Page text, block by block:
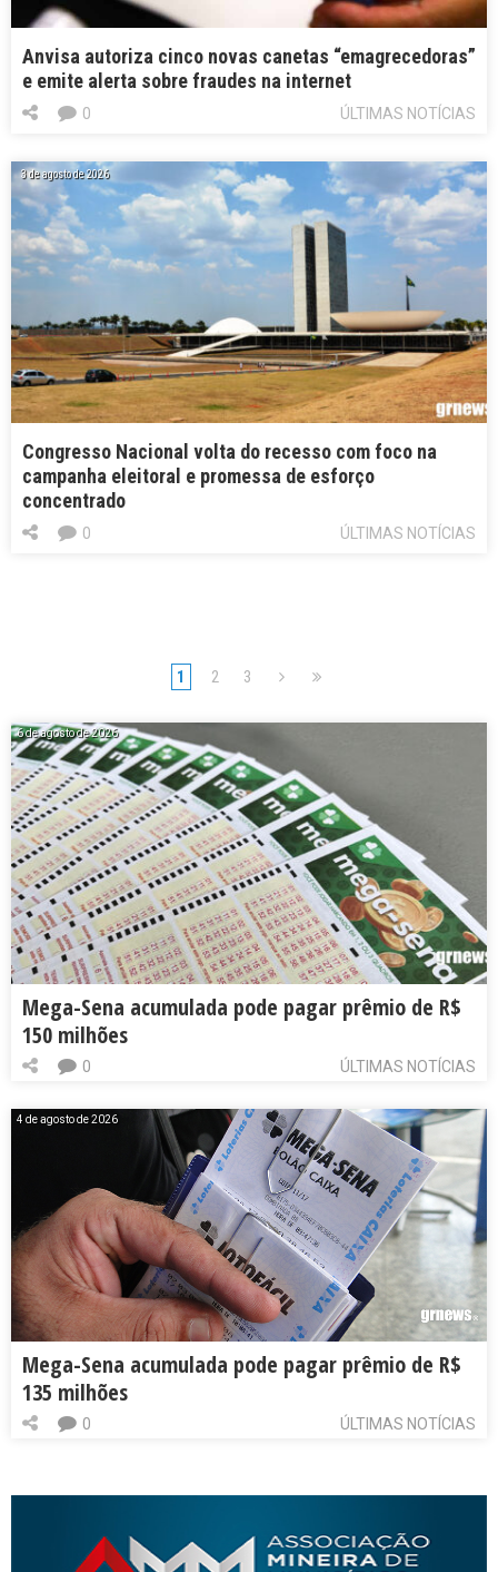
Anvisa autoriza cinco novas canetas “emagrecedoras”
e emite alerta sobre fraudes na internet
ÚLTIMAS NOTÍCIAS
0
3 de agosto de 2026
Congresso Nacional volta do recesso com foco na
campanha eleitoral e promessa de esforço
concentrado
ÚLTIMAS NOTÍCIAS
0
1 2 3
6 de agosto de 2026
Mega-Sena acumulada pode pagar prêmio de R$
150 milhões
ÚLTIMAS NOTÍCIAS
0
4 de agosto de 2026
Mega-Sena acumulada pode pagar prêmio de R$
135 milhões
ÚLTIMAS NOTÍCIAS
0